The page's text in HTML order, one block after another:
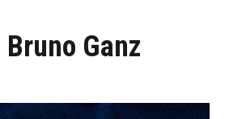
Bruno Ganz